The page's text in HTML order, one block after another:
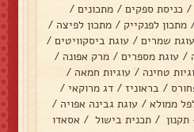
/ כניסת ספקים / מתכונים /
מתכון לפנקייק / מתכון לפיצה /
עוגת שמרים / עוגת ביסקוויטים /
/ עוגת מספרים / מרק אפונה /
טחינה / עוגיות חמאה /
/ בראוניז / דג מרוקאי /
ממולא / עוגת גבינה אפויה /
/ תכנית בישול / אסאדו